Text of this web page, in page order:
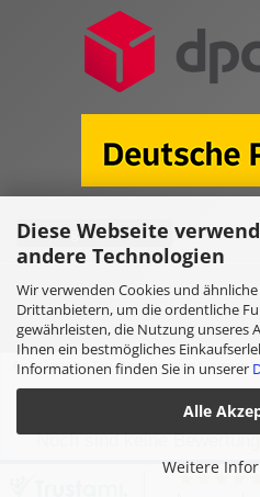
Diese Webseite
andere Technologien
Wir verwenden Cookies und
Drittanbietern, um die ordentliche
gewährleisten, die Nutzung unseres
Ihnen ein bestmögliches
Informationen finden Sie in unserer
Alle
Weitere
Vertrag widerrufen
Online Shop erstellen
Ausgewählte Top-Bewertungen für
Noch sind keine